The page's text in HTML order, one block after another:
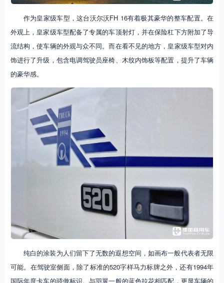
作为皇家级车型，这台沃尔沃FH 16有着极其豪华的整车配置。在
外观上，皇家级车型配备了专属的车顶射灯，并在保险杠下方附加了导
流结构，使车辆的外观与众不同。而在看不见的地方，皇家级车型对内
饰进行了升级，包含电调驾驶员座椅、木纹内饰板等配置，提升了车辆
的豪华感。
纯白的涂装为人们留下了无数的遐想空间，如画布一般代表者无限
可能。在驾驶室侧面，除了标准的520字样马力标牌之外，还有1994年
国际年度卡车的骄傲标识。与羽翼一般的蓝色拉花相匹配，更显车辆的